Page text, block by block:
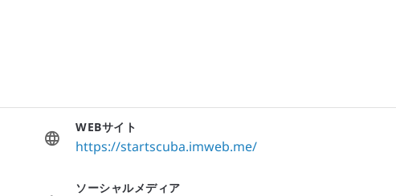
WEBサイト
https://startscuba.imweb.me/
ソーシャルメディア